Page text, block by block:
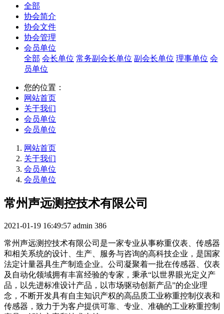
全部
协会简介
协会文件
协会管理
会员单位
全部 会长单位 常务副会长单位 副会长单位 理事单位 会
员单位
您的位置：
网站首页
关于我们
会员单位
会员单位
网站首页
关于我们
会员单位
会员单位
常州声远测控技术有限公司
2021-01-19 16:49:57 admin 386
常州声远测控技术有限公司是一家专业从事称重仪表、传感器
和相关系统的设计、生产、服务与咨询的高科技企业，是国家
法定计量器具生产制造企业。公司凝聚着一批在传感器、仪表
及自动化领域拥有丰富经验的专家，秉承“以世界眼光定义产
品，以先进标准设计产品，以市场驱动创新产品”的企业理
念，不断开发具有自主知识产权的高品质工业称重控制仪表和
传感器，致力于为客户提供可靠、专业、准确的工业称重控制